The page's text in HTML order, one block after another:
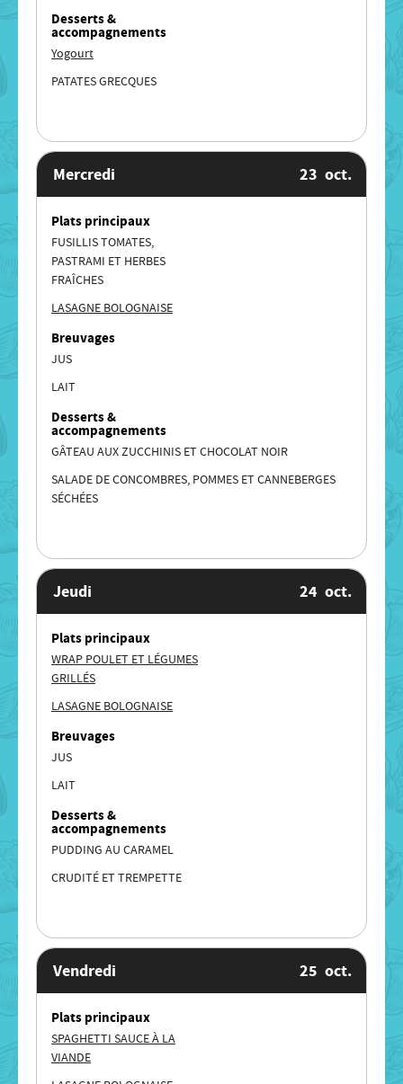
Desserts &
accompagnements
Yogourt
PATATES GRECQUES
Mercredi 23 oct.
Plats principaux
FUSILLIS TOMATES,
PASTRAMI ET HERBES
FRAÎCHES
LASAGNE BOLOGNAISE
Breuvages
JUS
LAIT
Desserts &
accompagnements
GÂTEAU AUX ZUCCHINIS ET CHOCOLAT NOIR
SALADE DE CONCOMBRES, POMMES ET CANNEBERGES
SÉCHÉES
Jeudi 24 oct.
Plats principaux
WRAP POULET ET LÉGUMES
GRILLÉS
LASAGNE BOLOGNAISE
Breuvages
JUS
LAIT
Desserts &
accompagnements
PUDDING AU CARAMEL
CRUDITÉ ET TREMPETTE
Vendredi 25 oct.
Plats principaux
SPAGHETTI SAUCE À LA
VIANDE